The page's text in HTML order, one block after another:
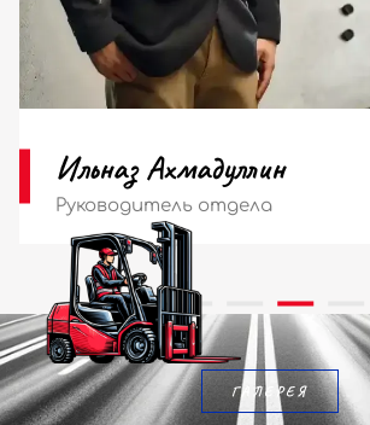
Мария Ильина
Диспетчер
ГАЛЕРЕЯ